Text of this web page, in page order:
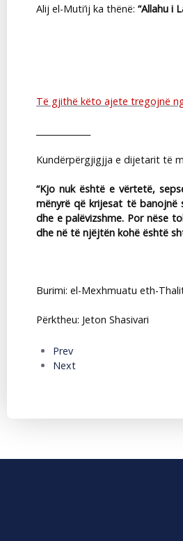
Alij el-Muti’ij ka thënë: “Allahu i
Të gjithë këto ajete tregojnë
Kundërpërgjigjja e dijetarit të
“Kjo nuk është e vërtetë,
mënyrë që krijesat të
dhe e palëvizshme. Por nëse
dhe në të njëjtën kohë është
Burimi: el-Mexhmuatu eth-
Përktheu: Jeton Shasivari
Prev
Next